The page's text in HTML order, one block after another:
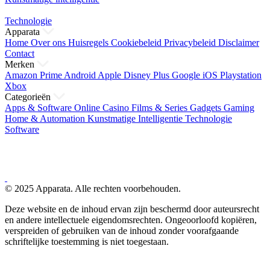
Technologie
Apparata
Home Over ons Huisregels Cookiebeleid Privacybeleid Disclaimer
Contact
Merken
Amazon PrimeAndroidApple Disney Plus Google iOS Playstation
Xbox
Categorieën
Apps & Software Online Casino Films & Series Gadgets Gaming
Home & Automation Kunstmatige Intelligentie Technologie
Software
© 2025 Apparata. Alle rechten voorbehouden.
Deze website en de inhoud ervan zijn beschermd door auteursrecht
en andere intellectuele eigendomsrechten. Ongeoorloofd kopiëren,
verspreiden of gebruiken van de inhoud zonder voorafgaande
schriftelijke toestemming is niet toegestaan.